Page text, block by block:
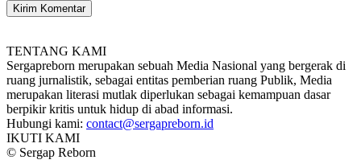
TENTANG KAMI
Sergapreborn merupakan sebuah Media Nasional yang bergerak di
ruang jurnalistik, sebagai entitas pemberian ruang Publik, Media
merupakan literasi mutlak diperlukan sebagai kemampuan dasar
berpikir kritis untuk hidup di abad informasi.
Hubungi kami: contact@sergapreborn.id
IKUTI KAMI
© Sergap Reborn